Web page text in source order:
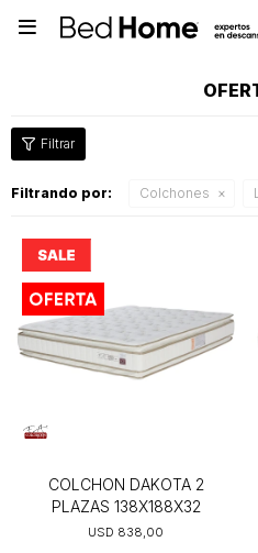

Filtrando por: Colchones
COLCHON DAKOTA 2
PLAZAS 138X188X32
USD 838,00